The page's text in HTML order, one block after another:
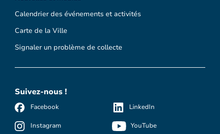
Calendrier des événements et activités
Carte de la Ville
Signaler un problème de collecte
Suivez-nous !
Facebook
Instagram
LinkedIn
YouTube